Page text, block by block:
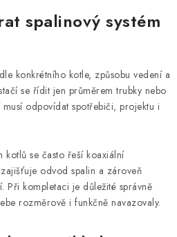
spalinový systém
konkrétního kotle, způsobu vedení a
se řídit jen průměrem trubky nebo
odpovídat spotřebiči, projektu i
kotlů se často řeší koaxiální
odvod spalin a zároveň
Při kompletaci je důležité správně
rozměrově i funkčně navazovaly.